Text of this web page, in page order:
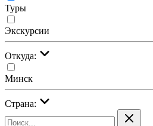
Туры
Экскурсии
Откуда:
Минск
Страна: